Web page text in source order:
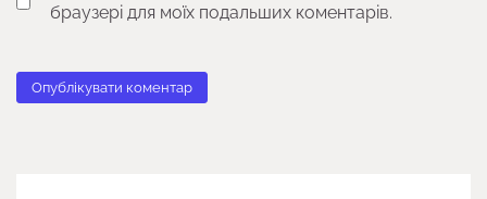
браузері для моїх подальших коментарів.